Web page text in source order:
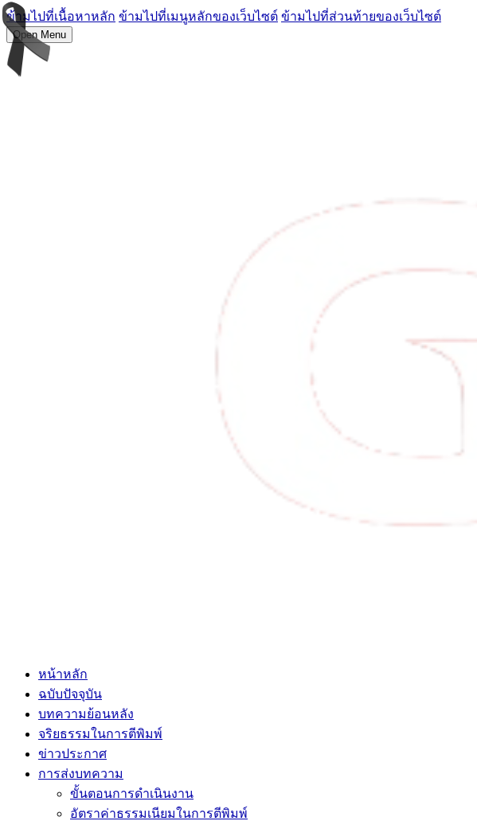
ข้ามไปที่เนื้อหาหลัก ข้ามไปที่เมนูหลักของเว็บไซต์ ข้ามไปที่ส่วนท้ายของเว็บไซต์
Open Menu
หน้าหลัก
ฉบับปัจจุบัน
บทความย้อนหลัง
จริยธรรมในการตีพิมพ์
ข่าวประกาศ
การส่งบทความ
ขั้นตอนการดำเนินงาน
อัตราค่าธรรมเนียมในการตีพิมพ์